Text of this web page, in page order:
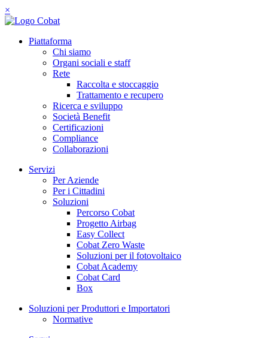
×
Piattaforma
Chi siamo
Organi sociali e staff
Rete
Raccolta e stoccaggio
Trattamento e recupero
Ricerca e sviluppo
Società Benefit
Certificazioni
Compliance
Collaborazioni
Servizi
Per Aziende
Per i Cittadini
Soluzioni
Percorso Cobat
Progetto Airbag
Easy Collect
Cobat Zero Waste
Soluzioni per il fotovoltaico
Cobat Academy
Cobat Card
Box
Soluzioni per Produttori e Importatori
Normative